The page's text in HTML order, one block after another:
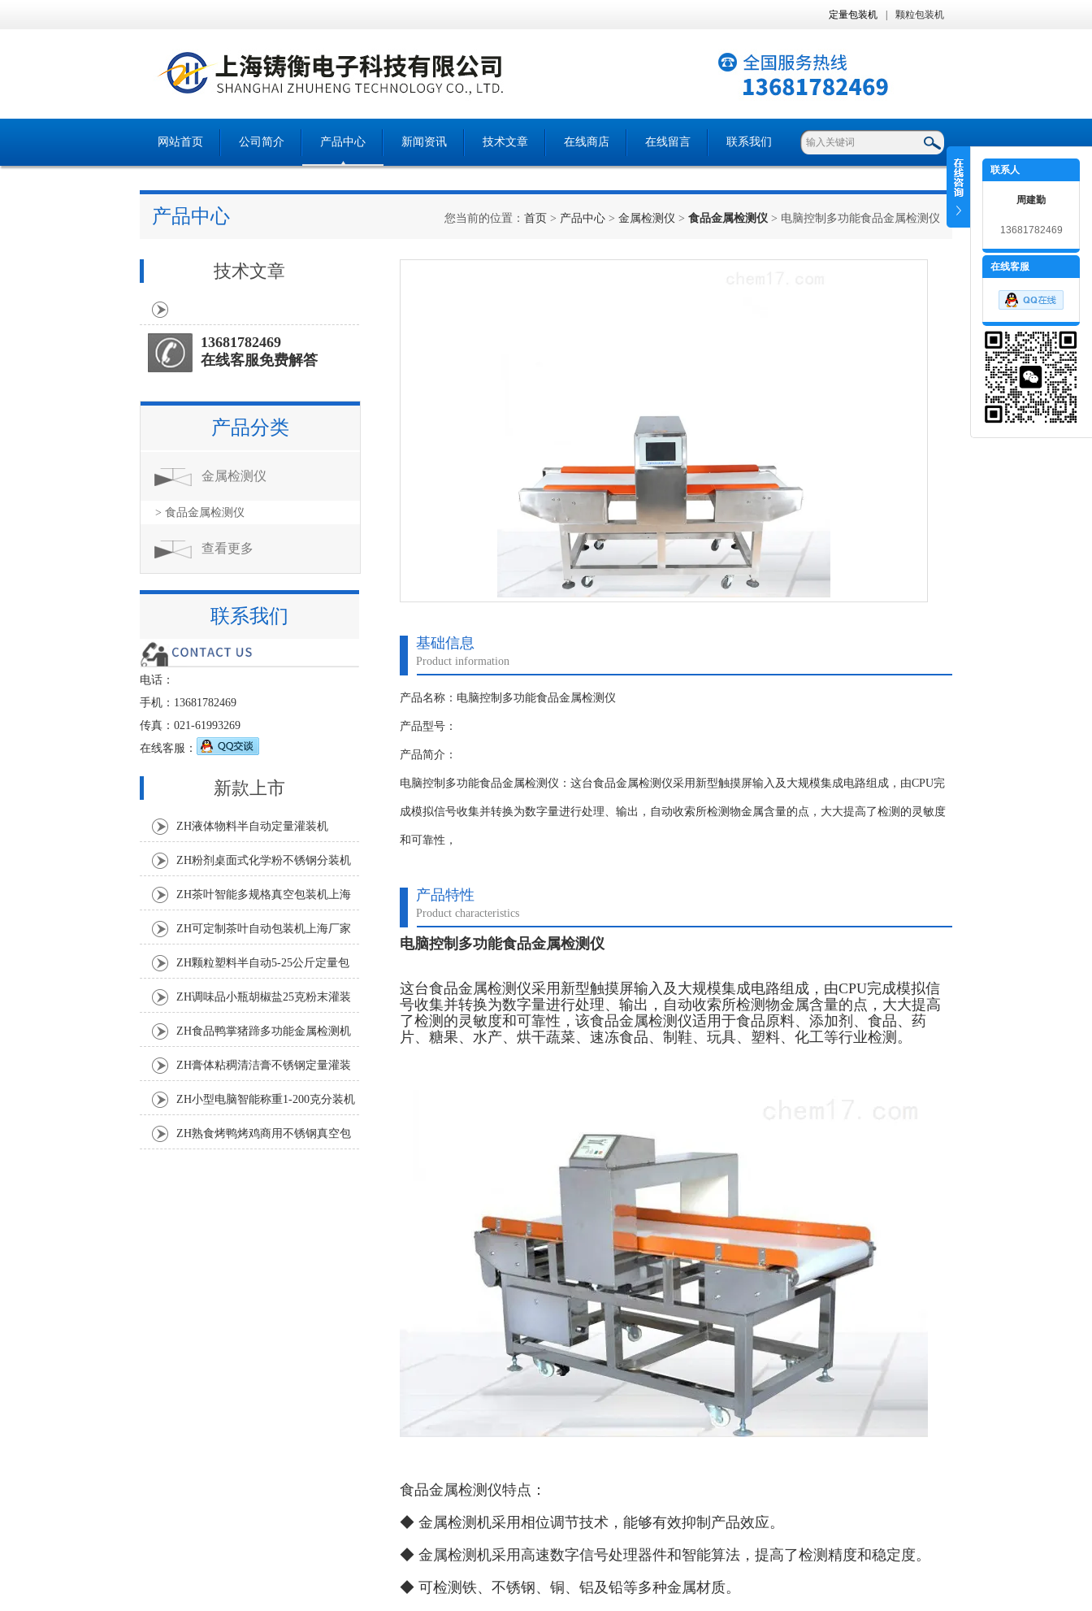
定量包装机 颗粒包装机
网站首页 公司简介 产品中心 新闻资讯 技术文章 在线商店 在线留言 联系我们
产品中心 您当前的位置： 首页 > 产品中心 > 金属检测仪 > 食品金属检测仪 > 电脑控制多功能食品金属检测仪
基础信息
Product information
产品名称：电脑控制多功能食品金属检测仪
产品型号：
产品简介：
电脑控制多功能食品金属检测仪：这台食品金属检测仪​采用新型触摸屏输入及大规模集成电路组成，由CPU完
成模拟信号收集并转换为数字量进行处理、输出，自动收索所检测物金属含量的点，大大提高了检测的灵敏度
和可靠性，
产品特性
Product characteristics
电脑控制多功能食品金属检测仪
这台食品金属检测仪采用新型触摸屏输入及大规模集成电路组成，由CPU完成模拟信
号收集并转换为数字量进行处理、输出，自动收索所检测物金属含量的点，大大提高
了检测的灵敏度和可靠性，该食品金属检测仪适用于食品原料、添加剂、食品、药
片、糖果、水产、烘干蔬菜、速冻食品、制鞋、玩具、塑料、化工等行业检测。
食品金属检测仪特点：
◆ 金属检测机采用相位调节技术，能够有效抑制产品效应。
◆ 金属检测机采用高速数字信号处理器件和智能算法，提高了检测精度和稳定度。
◆ 可检测铁、不锈钢、铜、铝及铅等多种金属材质。
技术文章
13681782469
在线客服免费解答
产品分类
金属检测仪
> 食品金属检测仪
查看更多
联系我们
电话：
手机：13681782469
传真：021-61993269
在线客服：
新款上市
ZH液体物料半自动定量灌装机
ZH粉剂桌面式化学粉不锈钢分装机
ZH茶叶智能多规格真空包装机上海
厂家 ZH可定制茶叶自动包装机上海厂家
ZH颗粒塑料半自动5-25公斤定量包
装机 ZH调味品小瓶胡椒盐25克粉末灌装
ZH食品鸭掌猪蹄多功能金属检测机
ZH膏体粘稠清洁膏不锈钢定量灌装
机厂家 ZH小型电脑智能称重1-200克分装机
ZH熟食烤鸭烤鸡商用不锈钢真空包
联系人
周建勤
13681782469
在线客服